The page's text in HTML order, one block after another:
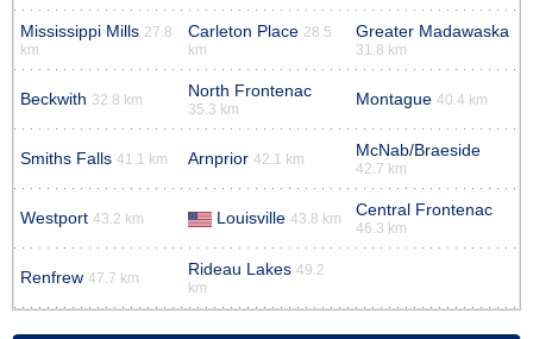
Mississippi Mills 27.8
km
Carleton Place 28.5
km
Greater Madawaska
31.8 km
Beckwith 32.8 km North Frontenac
35.3 km
Montague 40.4 km
Smiths Falls 41.1 km Arnprior 42.1 km McNab/Braeside
42.7 km
Westport 43.2 km Louisville 43.8 km Central Frontenac
46.3 km
Renfrew 47.7 km Rideau Lakes 49.2
km